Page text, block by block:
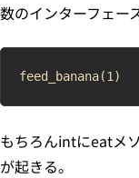
数のインターフェー
もちろんintにeatメ
が起きる。